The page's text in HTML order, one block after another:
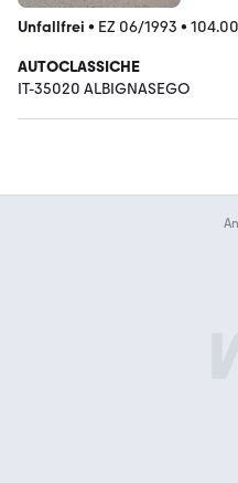
Unfallfrei • EZ 06/1993 •
AUTOCLASSICHE
IT-35020 ALBIGNASEGO